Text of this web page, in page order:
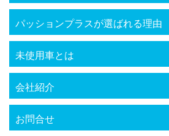
パッションプラスが選ばれる理由
未使用車とは
会社紹介
お問合せ